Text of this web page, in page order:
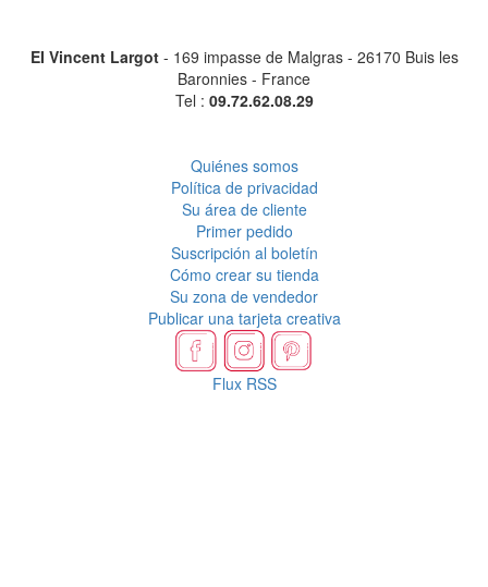
EI Vincent Largot - 169 impasse de Malgras - 26170 Buis les
Baronnies - France
Tel : 09.72.62.08.29
Quiénes somos
Política de privacidad
Su área de cliente
Primer pedido
Suscripción al boletín
Cómo crear su tienda
Su zona de vendedor
Publicar una tarjeta creativa
Flux RSS